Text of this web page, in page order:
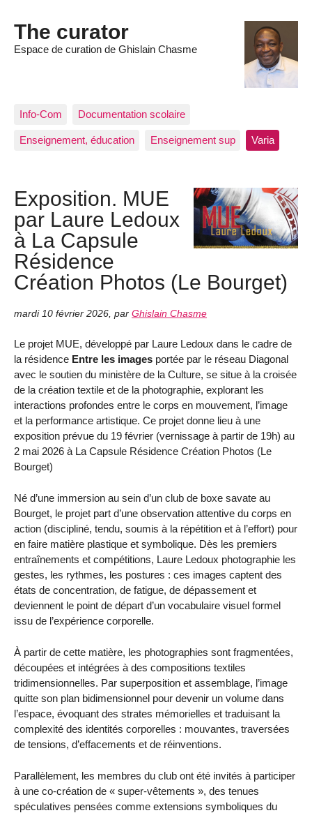
The curator
Espace de curation de Ghislain Chasme
Info-Com Documentation scolaire
Enseignement, éducation Enseignement sup Varia
Exposition. MUE
par Laure Ledoux
à La Capsule
Résidence
Création Photos (Le Bourget)
mardi 10 février 2026 par Ghislain Chasme
Le projet MUE, développé par Laure Ledoux dans le cadre de
la résidence Entre les images portée par le réseau Diagonal
avec le soutien du ministère de la Culture, se situe à la croisée
de la création textile et de la photographie, explorant les
interactions profondes entre le corps en mouvement, l’image
et la performance artistique. Ce projet donne lieu à une
exposition prévue du 19 février (vernissage à partir de 19h) au
2 mai 2026 à La Capsule Résidence Création Photos (Le
Bourget)
Né d’une immersion au sein d’un club de boxe savate au
Bourget, le projet part d’une observation attentive du corps en
action (discipliné, tendu, soumis à la répétition et à l’effort) pour
en faire matière plastique et symbolique. Dès les premiers
entraînements et compétitions, Laure Ledoux photographie les
gestes, les rythmes, les postures : ces images captent des
états de concentration, de fatigue, de dépassement et
deviennent le point de départ d’un vocabulaire visuel formel
issu de l’expérience corporelle.
À partir de cette matière, les photographies sont fragmentées,
découpées et intégrées à des compositions textiles
tridimensionnelles. Par superposition et assemblage, l’image
quitte son plan bidimensionnel pour devenir un volume dans
l’espace, évoquant des strates mémorielles et traduisant la
complexité des identités corporelles : mouvantes, traversées
de tensions, d’effacements et de réinventions.
Parallèlement, les membres du club ont été invités à participer
à une co-création de « super-vêtements », des tenues
spéculatives pensées comme extensions symboliques du